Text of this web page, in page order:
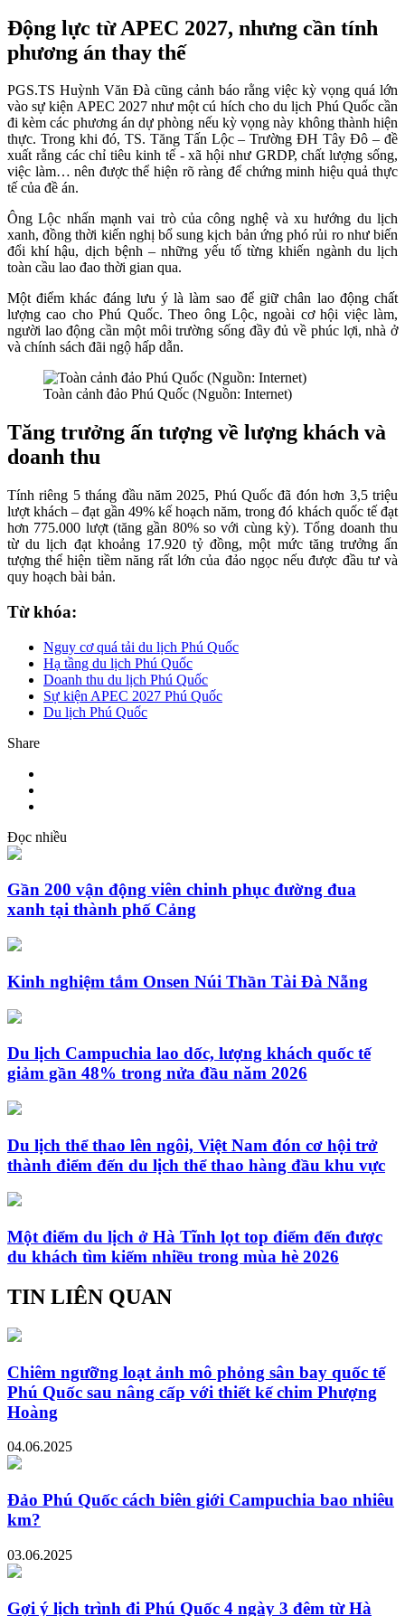
Động lực từ APEC 2027, nhưng cần tính
phương án thay thế
PGS.TS Huỳnh Văn Đà cũng cảnh báo rằng việc kỳ vọng quá lớn
vào sự kiện APEC 2027 như một cú hích cho du lịch Phú Quốc cần
đi kèm các phương án dự phòng nếu kỳ vọng này không thành hiện
thực. Trong khi đó, TS. Tăng Tấn Lộc – Trường ĐH Tây Đô – đề
xuất rằng các chỉ tiêu kinh tế - xã hội như GRDP, chất lượng sống,
việc làm… nên được thể hiện rõ ràng để chứng minh hiệu quả thực
tế của đề án.
Ông Lộc nhấn mạnh vai trò của công nghệ và xu hướng du lịch
xanh, đồng thời kiến nghị bổ sung kịch bản ứng phó rủi ro như biến
đổi khí hậu, dịch bệnh – những yếu tố từng khiến ngành du lịch
toàn cầu lao đao thời gian qua.
Một điểm khác đáng lưu ý là làm sao để giữ chân lao động chất
lượng cao cho Phú Quốc. Theo ông Lộc, ngoài cơ hội việc làm,
người lao động cần một môi trường sống đầy đủ về phúc lợi, nhà ở
và chính sách đãi ngộ hấp dẫn.
Toàn cảnh đảo Phú Quốc (Nguồn: Internet)
Tăng trưởng ấn tượng về lượng khách và
doanh thu
Tính riêng 5 tháng đầu năm 2025, Phú Quốc đã đón hơn 3,5 triệu
lượt khách – đạt gần 49% kế hoạch năm, trong đó khách quốc tế đạt
hơn 775.000 lượt (tăng gần 80% so với cùng kỳ). Tổng doanh thu
từ du lịch đạt khoảng 17.920 tỷ đồng, một mức tăng trưởng ấn
tượng thể hiện tiềm năng rất lớn của đảo ngọc nếu được đầu tư và
quy hoạch bài bản.
Từ khóa:
Nguy cơ quá tải du lịch Phú Quốc
Hạ tầng du lịch Phú Quốc
Doanh thu du lịch Phú Quốc
Sự kiện APEC 2027 Phú Quốc
Du lịch Phú Quốc
Share
Đọc nhiều
Gần 200 vận động viên chinh phục đường đua
xanh tại thành phố Cảng
Kinh nghiệm tắm Onsen Núi Thần Tài Đà Nẵng
Du lịch Campuchia lao dốc, lượng khách quốc tế
giảm gần 48% trong nửa đầu năm 2026
Du lịch thể thao lên ngôi, Việt Nam đón cơ hội trở
thành điểm đến du lịch thể thao hàng đầu khu vực
Một điểm du lịch ở Hà Tĩnh lọt top điểm đến được
du khách tìm kiếm nhiều trong mùa hè 2026
TIN LIÊN QUAN
Chiêm ngưỡng loạt ảnh mô phỏng sân bay quốc tế
Phú Quốc sau nâng cấp với thiết kế chim Phượng
Hoàng
04.06.2025
Đảo Phú Quốc cách biên giới Campuchia bao nhiêu
km?
03.06.2025
Gợi ý lịch trình đi Phú Quốc 4 ngày 3 đêm từ Hà